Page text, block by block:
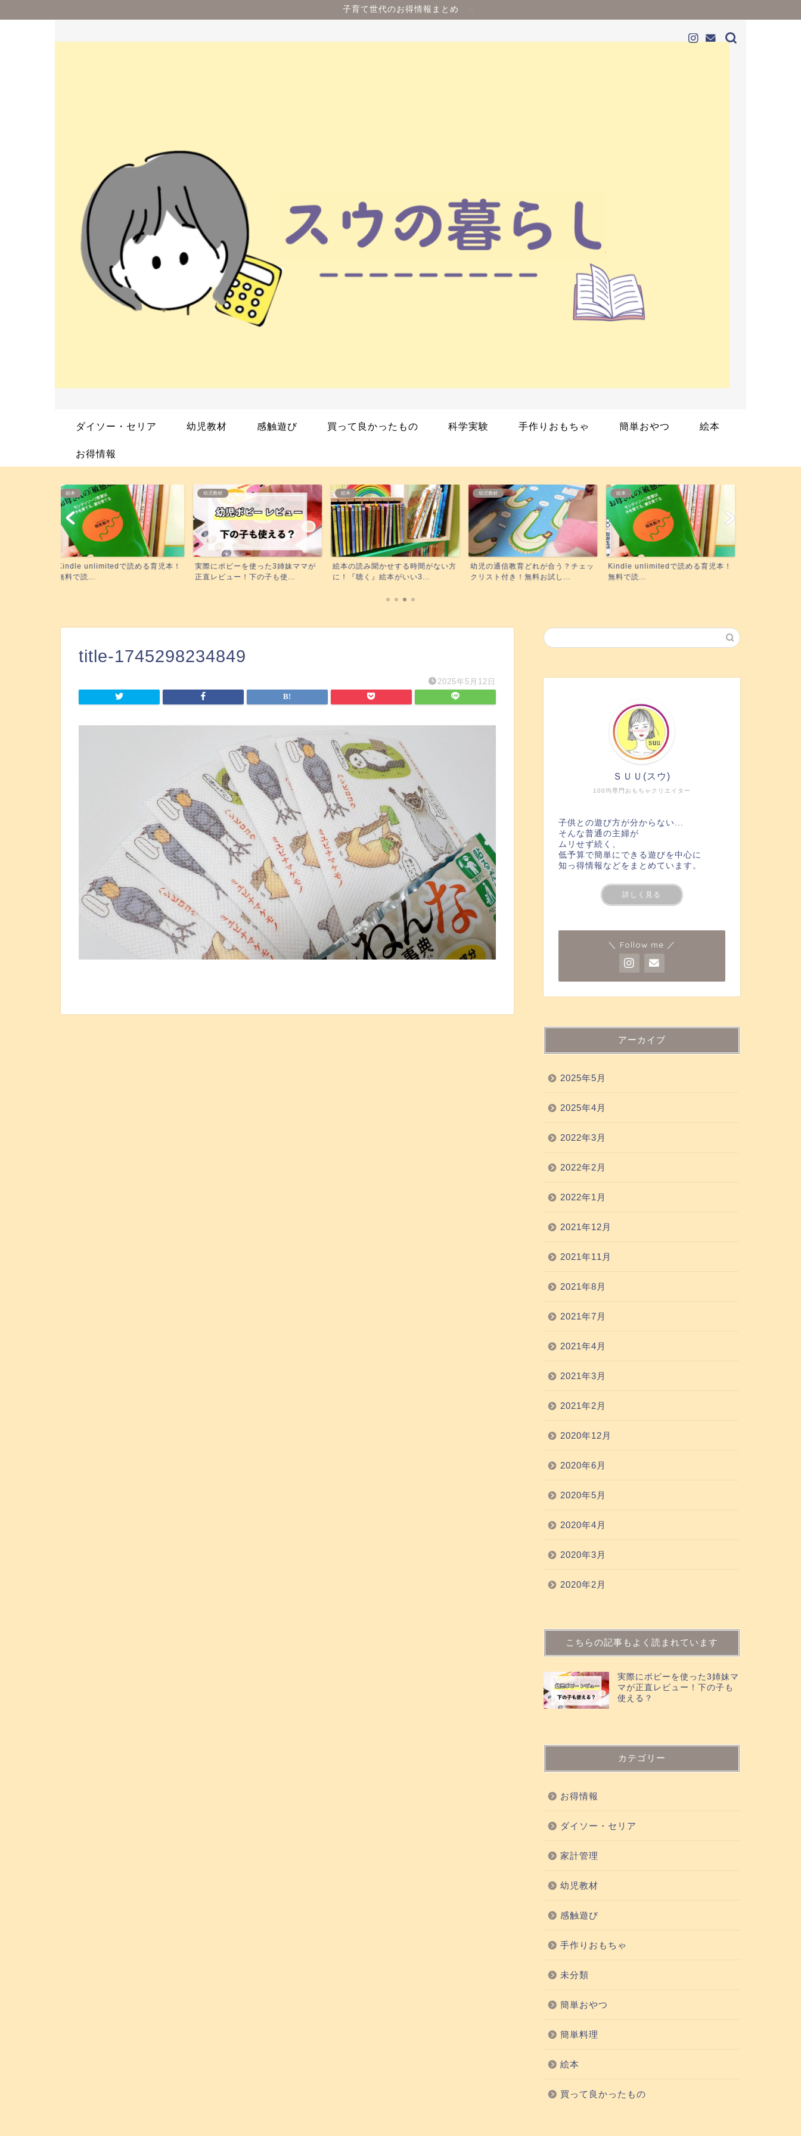
子育て世代のお得情報まとめ
ダイソー・セリア 幼児教材 感触遊び 買って良かったもの 科学実験 手作りおもちゃ 簡単おやつ 絵本
お得情報
幼児教材
実際にポピーを使った3姉妹ママが
正直レビュー！下の子も使...
絵本
絵本の読み聞かせする時間がない方
に！『聴く』絵本がいい3...
幼児教材
幼児の通信教育どれが合う？チェッ
クリスト付き！無料お試し...
絵本
Kindle unlimitedで読める育児本！
無料で読...
幼児教材
実際にポピーを使った3姉妹ママが
正直レビュー！下の子も使...
title-1745298234849
2025年5月12日
100均専門おもちゃクリエイター
ＳＵＵ(スウ)
子供との遊び方が分からない...
そんな普通の主婦が
ムリせず続く、
低予算で簡単にできる遊びを中心に
知っ得情報などをまとめています。
詳しく見る
＼ Follow me ／
アーカイブ
2025年5月
2025年4月
2022年3月
2022年2月
2022年1月
2021年12月
2021年11月
2021年8月
2021年7月
2021年4月
2021年3月
2021年2月
2020年12月
2020年6月
2020年5月
2020年4月
2020年3月
2020年2月
こちらの記事もよく読まれています
実際にポピーを使った3姉妹マ
マが正直レビュー！下の子も
使える？
カテゴリー
お得情報
ダイソー・セリア
家計管理
幼児教材
感触遊び
手作りおもちゃ
未分類
簡単おやつ
簡単料理
絵本
買って良かったもの